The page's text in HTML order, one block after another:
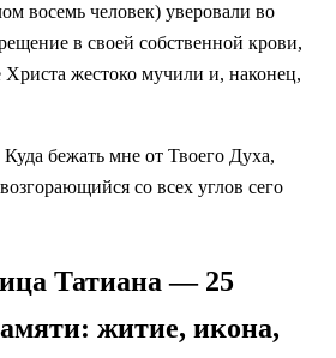
восемь человек) уверовали во
в своей собственной крови,
Христа жестоко мучили и, наконец,
бежать мне от Твоего Духа,
со всех углов сего
Татиана — 25
житие, икона,